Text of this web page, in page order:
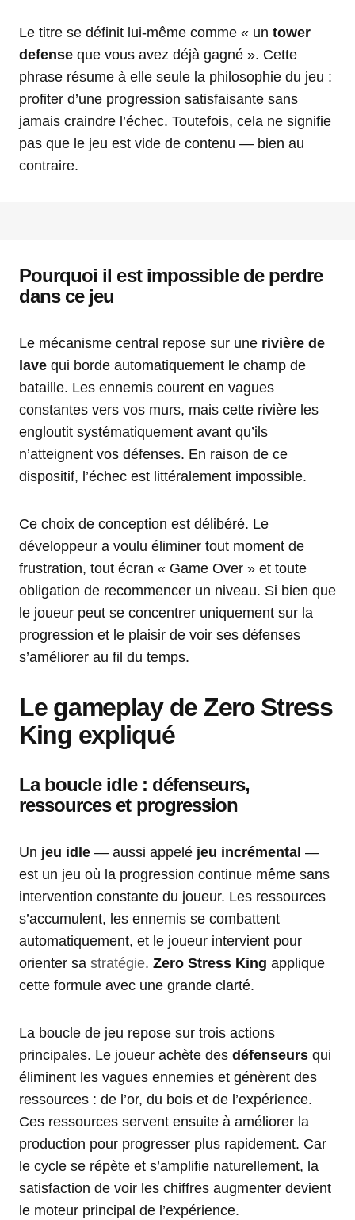
Le titre se définit lui-même comme « un tower
defense que vous avez déjà gagné ». Cette
phrase résume à elle seule la philosophie du jeu :
profiter d’une progression satisfaisante sans
jamais craindre l’échec. Toutefois, cela ne signifie
pas que le jeu est vide de contenu — bien au
contraire.
Pourquoi il est impossible de perdre
dans ce jeu
Le mécanisme central repose sur une rivière de
lave qui borde automatiquement le champ de
bataille. Les ennemis courent en vagues
constantes vers vos murs, mais cette rivière les
engloutit systématiquement avant qu’ils
n’atteignent vos défenses. En raison de ce
dispositif, l’échec est littéralement impossible.
Ce choix de conception est délibéré. Le
développeur a voulu éliminer tout moment de
frustration, tout écran « Game Over » et toute
obligation de recommencer un niveau. Si bien que
le joueur peut se concentrer uniquement sur la
progression et le plaisir de voir ses défenses
s’améliorer au fil du temps.
Le gameplay de Zero Stress
King expliqué
La boucle idle : défenseurs,
ressources et progression
Un jeu idle — aussi appelé jeu incrémental —
est un jeu où la progression continue même sans
intervention constante du joueur. Les ressources
s’accumulent, les ennemis se combattent
automatiquement, et le joueur intervient pour
orienter sa stratégie. Zero Stress King applique
cette formule avec une grande clarté.
La boucle de jeu repose sur trois actions
principales. Le joueur achète des défenseurs qui
éliminent les vagues ennemies et génèrent des
ressources : de l’or, du bois et de l’expérience.
Ces ressources servent ensuite à améliorer la
production pour progresser plus rapidement. Car
le cycle se répète et s’amplifie naturellement, la
satisfaction de voir les chiffres augmenter devient
le moteur principal de l’expérience.